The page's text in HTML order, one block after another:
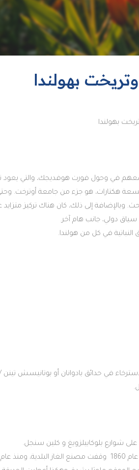
بهولندا
بهولندا
في وحول فورت هوفديجك، والتي يعود
تغطي تسعة هكتارات، هو جزء من جامعة أوترخت.
وبالإضافة إلى ذلك، كان هناك تركيز متزايد
سياق دولي، جانب هام آخر.
في حدائق بادوانان أو بوتانيسش تينن
شوارع بلوكابيلزويغ و كلين سنجل.